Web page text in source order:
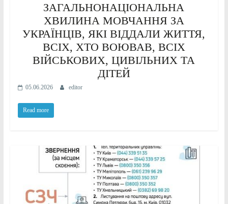
ЗАГАЛЬНОНАЦІОНАЛЬНА
ХВИЛИНА МОВЧАННЯ ЗА
УКРАЇНЦІВ, ЯКІ ВІДДАЛИ ЖИТТЯ,
ВСІХ, ХТО ВОЮВАВ, ВСІХ
ВІЙСЬКОВИХ, ЦИВІЛЬНИХ ТА
ДІТЕЙ
05.06.2026 editor
Read more